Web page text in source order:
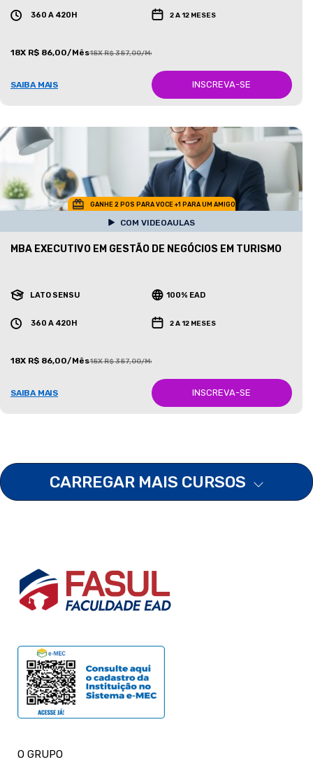
360 A 420H 2 A 12 MESES
18X R$ 86,00/Mês18X R$ 387,00/Mês
SAIBA MAIS INSCREVA-SE
GANHE 2 POS PARA VOCE +1 PARA UM AMIGO
COM VIDEOAULAS
MBA EXECUTIVO EM GESTÃO DE NEGÓCIOS EM TURISMO
LATO SENSU 100% EAD
360 A 420H 2 A 12 MESES
18X R$ 86,00/Mês18X R$ 387,00/Mês
SAIBA MAIS INSCREVA-SE
CARREGAR MAIS CURSOS
O GRUPO